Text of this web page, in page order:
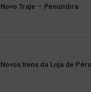
Novo Traje - Penumbra
Novos Itens da Loja de